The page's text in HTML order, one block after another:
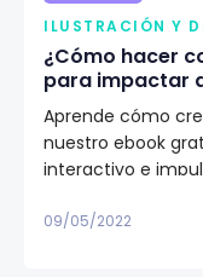
ILUSTRACIÓN Y
¿Cómo hacer
para impactar
Aprende cómo
nuestro ebook
interactivo e
09/05/2022